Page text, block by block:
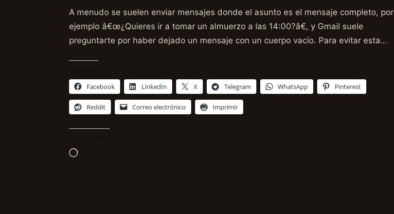
A menudo se suelen enviar mensajes donde el asunto es el mensaje completo, por
ejemplo â€œ¿Quieres ir a tomar un almuerzo a las 14:00?â€, y Gmail suele
preguntarte por haber dejado un mensaje con un cuerpo vacío. Para evitar esta…
Facebook LinkedIn X Telegram WhatsApp Pinterest
Reddit Correo electrónico Imprimir
Cargando...